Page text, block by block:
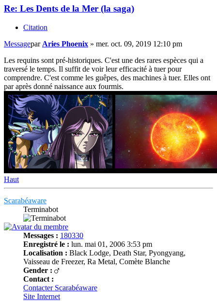
Re: Les Dents de la Mer (la saga)
Citation
Messagepar Aries Phoenix » mer. oct. 09, 2019 12:10 pm
Les requins sont pré-historiques. C'est une des rares espèces qui a
traversé le temps. Il suffit de voir leur efficacité à tuer pour
comprendre. C'est comme les guêpes, des machines à tuer. Elles ont
par après donné naissance aux fourmis.
Haut
Scarabéaware
Terminabot
Messages : 180330
Enregistré le : lun. mai 01, 2006 3:53 pm
Localisation : Black Lodge, Death Star, Pyongyang,
Vaisseau de Freezer, Ra Metal, Comète Blanche
Gender :
Contact :
Contacter Scarabéaware
Site Internet